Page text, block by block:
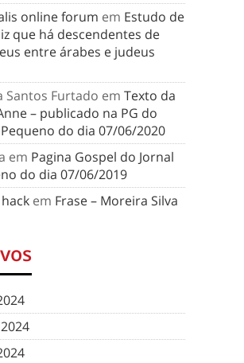
online forum em Estudo de
que há descendentes de
entre árabes e judeus
Santos Furtado em Texto da
– publicado na PG do
do dia 07/06/2020
em Pagina Gospel do Jornal
do dia 07/06/2019
em Frase – Moreira Silva